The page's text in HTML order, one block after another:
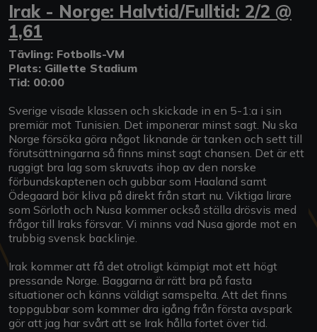
Irak - Norge: Halvtid/Fulltid: 2/2 @
1,61
Tävling: Fotbolls-VM
Plats: Gillette Stadium
Tid: 00:00
Sverige visade klassen och skickade in en 5-1:a i sin
premiär mot Tunisien. Det imponerar minst sagt. Nu ska
Norge försöka göra något liknande är tanken och sett till
förutsättningarna så finns minst sagt chansen. Det är ett
ruggigt bra lag som skruvats ihop av den norske
förbundskaptenen och gubbar som Haaland samt
Ödegaard bör kliva på direkt från start nu. Viktiga lirare
som Sörloth och Nusa kommer också ställa drösvis med
frågor till Iraks försvar. Vi minns vad Nusa gjorde mot en
trubbig svensk backlinje.
Irak kommer att få det otroligt kämpigt mot ett högt
pressande Norge. Baggarna är rätt bra på fasta
situationer och känns väldigt samspelta. Att det finns
toppgubbar som kommer dra igång från första avspark
gör att jag har svårt att se Irak hålla fortet över tid.